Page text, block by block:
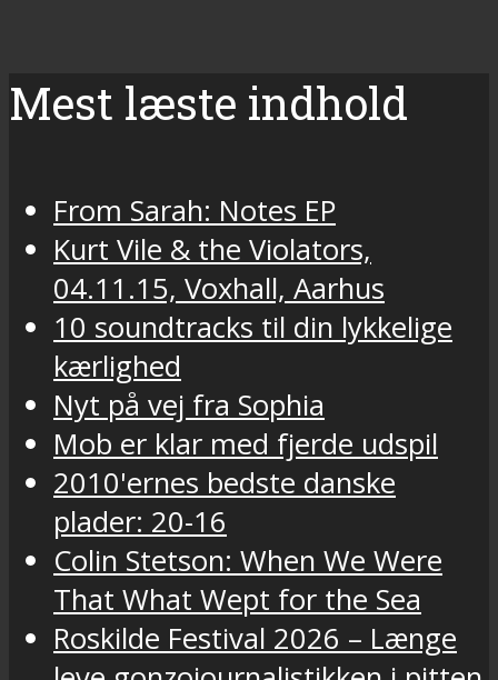
Mest læste indhold
From Sarah: Notes EP
Kurt Vile & the Violators,
04.11.15, Voxhall, Aarhus
10 soundtracks til din lykkelige
kærlighed
Nyt på vej fra Sophia
Mob er klar med fjerde udspil
2010'ernes bedste danske
plader: 20-16
Colin Stetson: When We Were
That What Wept for the Sea
Roskilde Festival 2026 – Længe